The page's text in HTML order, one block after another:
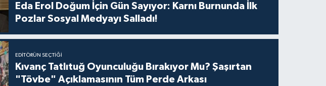
Eda Erol Doğum İçin Gün Sayıyor: Karnı Burnunda İlk
Pozlar Sosyal Medyayı Salladı!
EDITÖRÜN SEÇTIĞI
Kıvanç Tatlıtuğ Oyunculuğu Bırakıyor Mu? Şaşırtan
"Tövbe" Açıklamasının Tüm Perde Arkası